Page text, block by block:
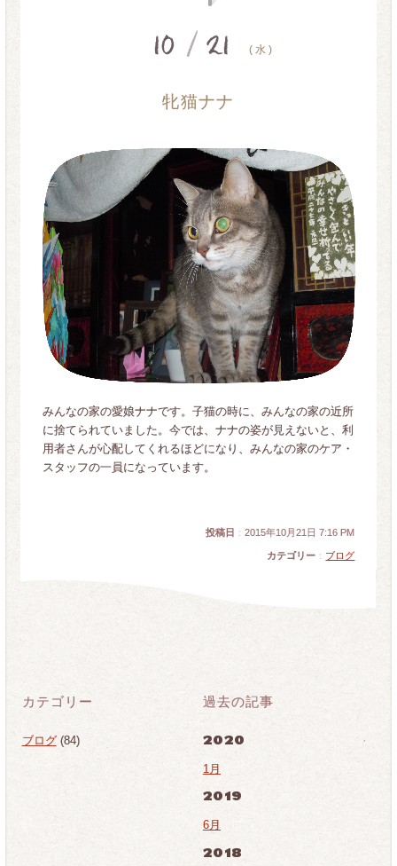
10 /21 ( 水 )
牝猫ナナ
みんなの家の愛娘ナナです。子猫の時に、みんなの家の近所
に捨てられていました。今では、ナナの姿が見えないと、利
用者さんが心配してくれるほどになり、みんなの家のケア・
スタッフの一員になっています。
投稿日 ：2015年10月21日 7:16 PM
カテゴリー ： ブログ
カテゴリー
ブログ(84)
過去の記事
2020
1月
2019
6月
2018